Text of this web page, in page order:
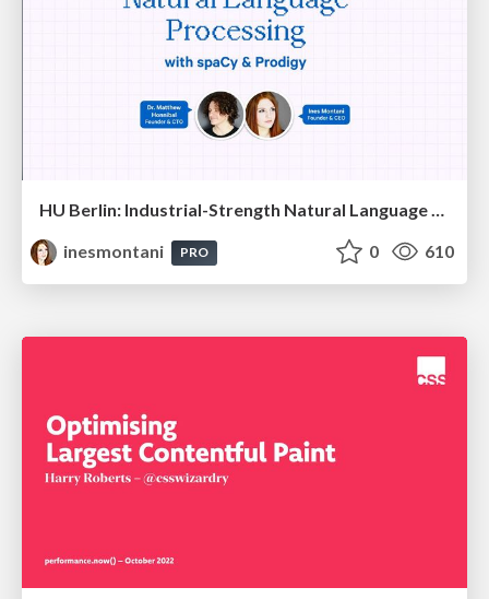
HU Berlin: Industrial-Strength Natural Language Processing with spaCy and Prodigy
inesmontani
PRO 0 610